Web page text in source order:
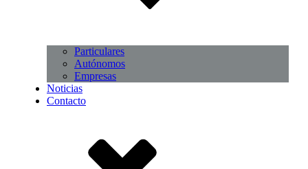
Particulares
Autónomos
Empresas
Noticias
Contacto